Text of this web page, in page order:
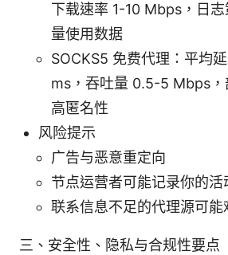
下载速率 1-10 Mbps，日
量使用数据
SOCKS5 免费代理：平均
ms，吞吐量 0.5-5 Mbps，
高匿名性
风险提示
广告与恶意重定向
节点运营者可能记录你的活
联系信息不足的代理源可能
三、安全性、隐私与合规性要点